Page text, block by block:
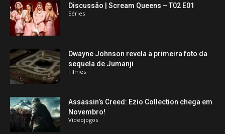
Discussão | Scream Queens – T02 E01
Séries
Dwayne Johnson revela a primeira foto da
sequela de Jumanji
Filmes
Assassin’s Creed: Ezio Collection chega em
Novembro!
Videojogos